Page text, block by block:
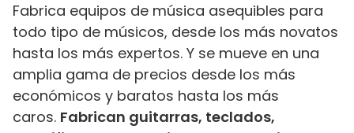
Fabrica equipos de música asequibles para
todo tipo de músicos, desde los más novatos
hasta los más expertos. Y se mueve en una
amplia gama de precios desde los más
económicos y baratos hasta los más
caros. Fabrican guitarras, teclados,